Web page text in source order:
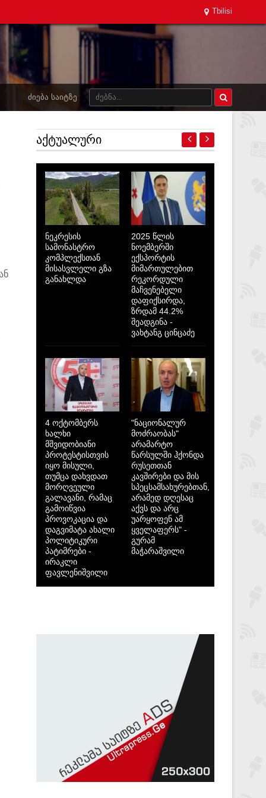
Tbilisi
ᲫᲘᲔᲑᲐ ᲡᲐᲘᲢᲖᲔ
ᲐᲥᲢᲣᲐᲚᲣᲠᲘ
ნეკრესის
სამონასტრო
კომპლექსთან
მისასვლელი გზა
განახლდა
2025 წლის
ნოემბერში
ექსპორტის
მიმართულებით
რეკორდული
მაჩვენებელი
დაფიქსირდა,
ზრდამ 44.2%
შეადგინა -
ვახტანგ ცინცაძე
4 ოქტომბერს
ხალხი
მშვიდობიანი
პროტესტისთვის
იყო მისული,
თუმცა დახვდათ
მორღვეული
გალავანი, რამაც
გამოიწვია
პროვოკაცია და
დაგვიმატა ახალი
პოლიტიკური
პატიმრები -
ირაკლი
ფავლენიშვილი
"ნაციონალურ
მოძრაობას"
არამარტო
წარსულში ჰქონდა
რუსეთთან
კავშირები და მის
სპეცსამსახურებთან,
არამედ დღესაც
აქვს და არც
უარყოფენ ამ
ყველაფერს" -
გურამ
მაჭარაშვილი